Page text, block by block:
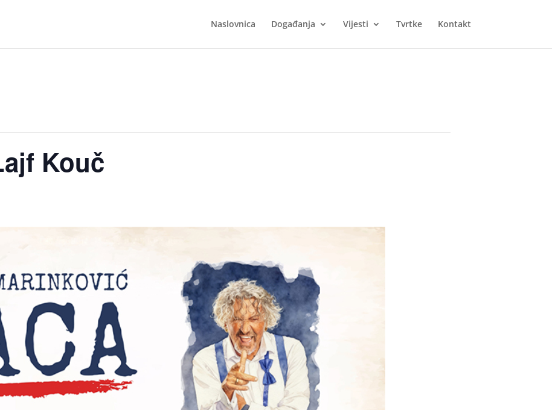
Naslovnica Događanja Vijesti Tvrtke Kontakt
Kouč